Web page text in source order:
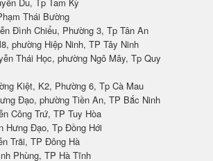
Thái Bường
Đình Chiểu, Phường 3, Tp Tân An
phường Hiệp Ninh, TP Tây Ninh
Thái Học, phường Ngô Mây, Tp Quy
Kiệt, K2, Phường 6, Tp Cà Mau
Đạo, phường Tiền An, TP Bắc Ninh
Công Trứ, TP Tuy Hòa
Hưng Đạo, Tp Đồng Hới
Trãi, TP Đông Hà
Phùng, TP Hà Tĩnh